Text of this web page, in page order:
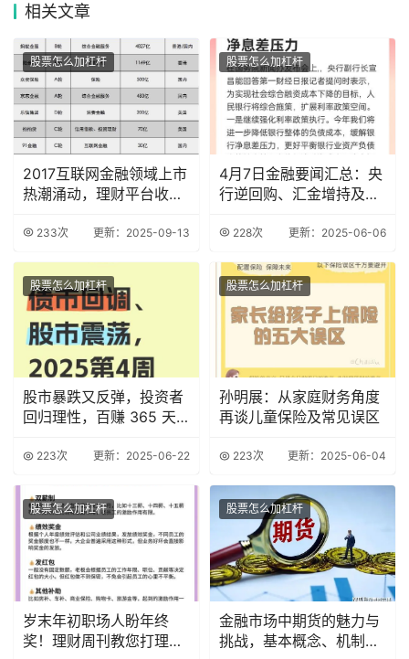
相关文章
股票怎么加杠杆
2017互联网金融领域上市
热潮涌动，理财平台收益
233次 更新：2025-09-13
股票怎么加杠杆
4月7日金融要闻汇总：央
行逆回购、汇金增持及养
228次 更新：2025-06-06
股票怎么加杠杆
股市暴跌又反弹，投资者
回归理性，百赚 365 天
223次 更新：2025-06-22
股票怎么加杠杆
孙明展：从家庭财务角度
再谈儿童保险及常见误区
223次 更新：2025-06-04
股票怎么加杠杆
岁末年初职场人盼年终
奖！理财周刊教您打理及
股票怎么加杠杆
金融市场中期货的魅力与
挑战，基本概念、机制及